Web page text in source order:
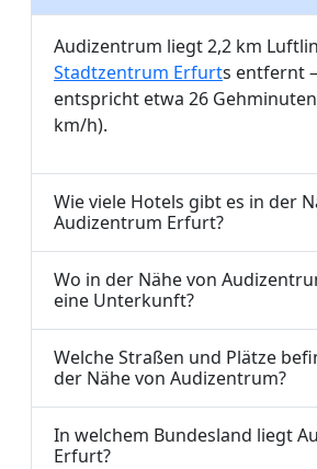
Audizentrum liegt 2,2 km
Stadtzentrum Erfurts entfernt
entspricht etwa 26
km/h).
Wie viele Hotels gibt es in der
Audizentrum Erfurt?
Wo in der Nähe von
eine Unterkunft?
Welche Straßen und Plätze
der Nähe von Audizentrum?
In welchem Bundesland liegt
Erfurt?